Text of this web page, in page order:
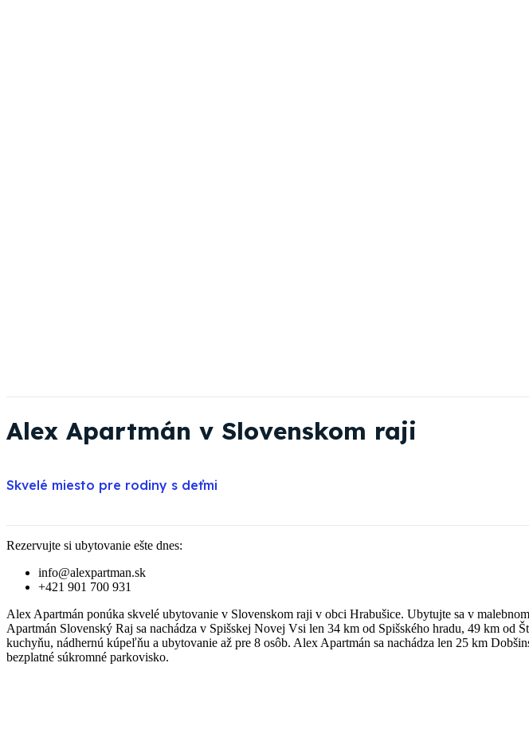
Alex Apartmán v Slovenskom raji
Skvelé miesto pre rodiny s deťmi
Rezervujte si ubytovanie ešte dnes:
info@alexpartman.sk
+421 901 700 931
Alex Apartmán ponúka skvelé ubytovanie v Slovenskom raji v obci Hrabušice. Ubytujte sa v
Apartmán Slovenský Raj sa nachádza v Spišskej Novej Vsi len 34 km od Spišského hradu, 49 km
kuchyňu, nádhernú kúpeľňu a ubytovanie až pre 8 osôb. Alex Apartmán sa nachádza len 25 km
bezplatné súkromné parkovisko.